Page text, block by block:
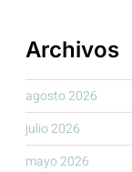
Archivos
agosto 2026
julio 2026
mayo 2026